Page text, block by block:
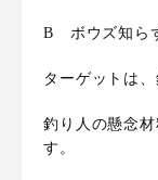
B ボウズ知ら
ターゲットは
釣り人の懸念
す。